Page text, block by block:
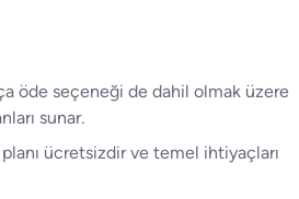
öde seçeneği de dahil olmak üzere
sunar.
ücretsizdir ve temel ihtiyaçları